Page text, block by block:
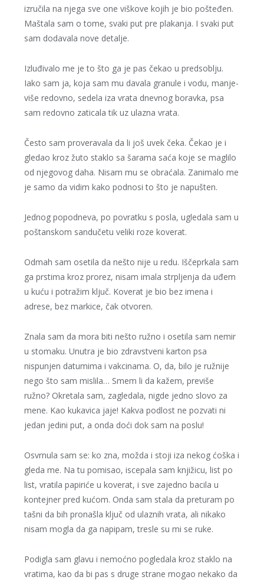
izručila na njega sve one viškove kojih je bio pošteđen.
Maštala sam o tome, svaki put pre plakanja. I svaki put
sam dodavala nove detalje.
Izluđivalo me je to što ga je pas čekao u predsoblju.
Iako sam ja, koja sam mu davala granule i vodu, manje-
više redovno, sedela iza vrata dnevnog boravka, psa
sam redovno zaticala tik uz ulazna vrata.
Često sam proveravala da li još uvek čeka. Čekao je i
gledao kroz žuto staklo sa šarama saća koje se maglilo
od njegovog daha. Nisam mu se obraćala. Zanimalo me
je samo da vidim kako podnosi to što je napušten.
Jednog popodneva, po povratku s posla, ugledala sam u
poštanskom sandučetu veliki roze koverat.
Odmah sam osetila da nešto nije u redu. Iščeprkala sam
ga prstima kroz prorez, nisam imala strpljenja da uđem
u kuću i potražim ključ. Koverat je bio bez imena i
adrese, bez markice, čak otvoren.
Znala sam da mora biti nešto ružno i osetila sam nemir
u stomaku. Unutra je bio zdravstveni karton psa
nispunjen datumima i vakcinama. O, da, bilo je ružnije
nego što sam mislila… Smem li da kažem, previše
ružno? Okretala sam, zagledala, nigde jedno slovo za
mene. Kao kukavica jaje! Kakva podlost ne pozvati ni
jedan jedini put, a onda doći dok sam na poslu!
Osvrnula sam se: ko zna, možda i stoji iza nekog ćoška i
gleda me. Na tu pomisao, iscepala sam knjižicu, list po
list, vratila papiriće u koverat, i sve zajedno bacila u
kontejner pred kućom. Onda sam stala da preturam po
tašni da bih pronašla ključ od ulaznih vrata, ali nikako
nisam mogla da ga napipam, tresle su mi se ruke.
Podigla sam glavu i nemoćno pogledala kroz staklo na
vratima, kao da bi pas s druge strane mogao nekako da